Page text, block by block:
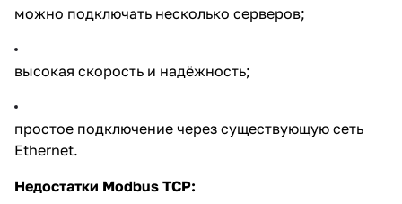
можно подключать несколько серверов;
высокая скорость и надёжность;
простое подключение через существующую сеть
Ethernet.
Недостатки Modbus TCP: